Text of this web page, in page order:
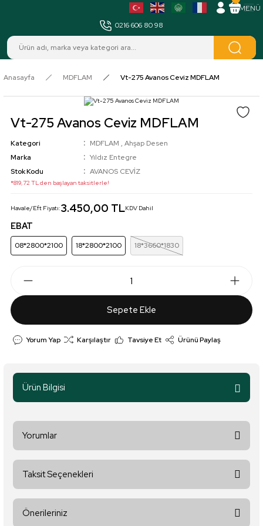
0216 606 80 98
Anasayfa MDFLAM Vt-275 Avanos Ceviz MDFLAM
Vt-275 Avanos Ceviz MDFLAM
Kategori MDFLAM , Ahşap Desen
Marka
Yıldız Entegre
Stok Kodu
AVANOS CEVİZ
*819,72 TL den başlayan taksitlerle!
Havale/Eft Fiyatı:3.450,00 TLKDV Dahil
EBAT
08*2800*2100 18*2800*2100 18*3660*1830
Sepete Ekle
Yorum Yap Karşılaştır Tavsiye Et Ürünü Paylaş
Ürün Bilgisi
Yorumlar
Taksit Seçenekleri
Önerileriniz